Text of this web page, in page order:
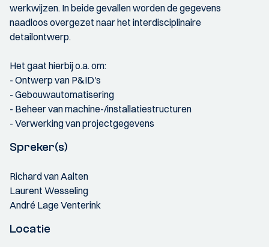
werkwijzen. In beide gevallen worden de gegevens
naadloos overgezet naar het interdisciplinaire
detailontwerp.
Het gaat hierbij o.a. om:
- Ontwerp van P&ID's
- Gebouwautomatisering
- Beheer van machine-/installatiestructuren
- Verwerking van projectgegevens
Spreker(s)
Richard van Aalten
Laurent Wesseling
André Lage Venterink
Locatie